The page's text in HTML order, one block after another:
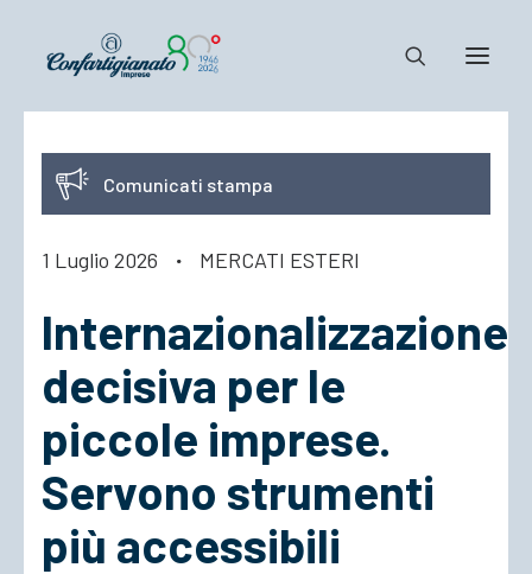
Notizie e Documenti
Confartigianato
Cosa Facciamo
Comunicati stampa
1 Luglio 2026 · MERCATI ESTERI
Internazionalizzazione
decisiva per le
piccole imprese.
Servono strumenti
più accessibili